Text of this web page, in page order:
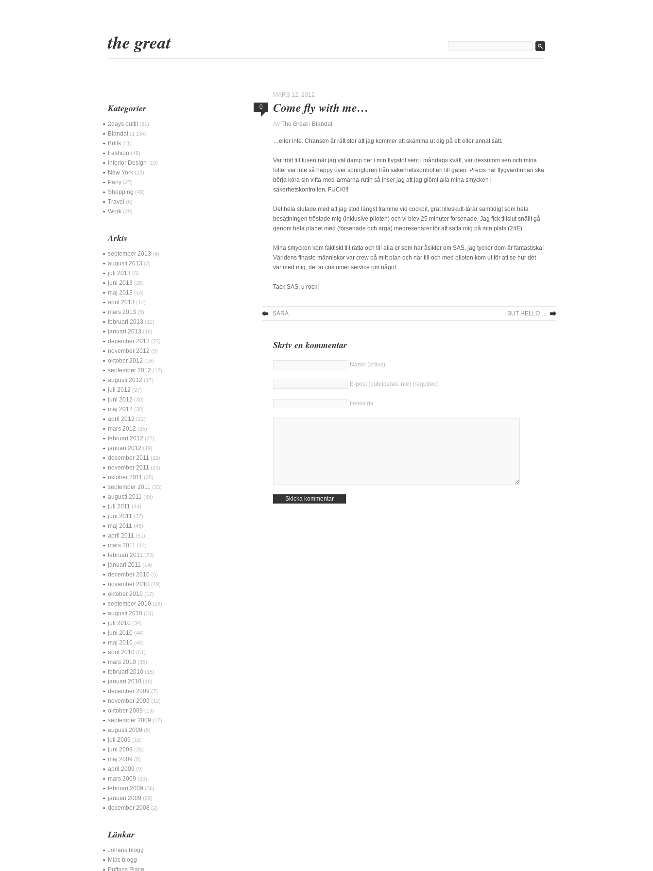
the great
MARS 12, 2012
0
Come fly with me…
Av The Great i Blandat
…eller inte. Chansen är rätt stor att jag kommer att skämma ut dig på ett eller annat sätt.
Var trött till tusen när jag väl damp ner i min flygstol sent i måndags kväll, var dessutom sen och mina
fötter var inte så happy över springturen från säkerhetskontrollen till gaten. Precis när flygvärdinnan ska
börja köra sin vifta-med-armarna-rutin så inser jag att jag glömt alla mina smycken i
säkerhetskontrollen, FUCK!!!
Det hela slutade med att jag stod längst framme vid cockpit, grät lilleskutt-tårar samtidigt som hela
besättningen tröstade mig (inklusive piloten) och vi blev 25 minuter försenade. Jag fick tillslut snällt gå
genom hela planet med (försenade och arga) medresenärer för att sätta mig på min plats (24E).
Mina smycken kom faktiskt till rätta och till alla er som har åsikter om SAS, jag tycker dom är fantastiska!
Världens finaste människor var crew på mitt plan och när till och med piloten kom ut för att se hur det
var med mig, det är customer service om något.
Tack SAS, u rock!
SARA BUT HELLO…
Skriv en kommentar
Namn (krävs)
E-post (publiceras inte) (required)
Hemsida
Kategorier
2days outfit (31)
Blandat (1 134)
Brills (11)
Fashion (48)
Interior Design (19)
New York (22)
Party (27)
Shopping (49)
Travel (6)
Work (29)
Arkiv
september 2013 (4)
augusti 2013 (2)
juli 2013 (6)
juni 2013 (25)
maj 2013 (14)
april 2013 (14)
mars 2013 (5)
februari 2013 (12)
januari 2013 (16)
december 2012 (23)
november 2012 (9)
oktober 2012 (16)
september 2012 (12)
augusti 2012 (17)
juli 2012 (27)
juni 2012 (30)
maj 2012 (30)
april 2012 (22)
mars 2012 (25)
februari 2012 (27)
januari 2012 (19)
december 2011 (22)
november 2011 (23)
oktober 2011 (25)
september 2011 (33)
augusti 2011 (38)
juli 2011 (44)
juni 2011 (37)
maj 2011 (45)
april 2011 (51)
mars 2011 (14)
februari 2011 (22)
januari 2011 (14)
december 2010 (5)
november 2010 (19)
oktober 2010 (17)
september 2010 (26)
augusti 2010 (31)
juli 2010 (34)
juni 2010 (44)
maj 2010 (45)
april 2010 (61)
mars 2010 (36)
februari 2010 (15)
januari 2010 (18)
december 2009 (7)
november 2009 (12)
oktober 2009 (13)
september 2009 (12)
augusti 2009 (9)
juli 2009 (15)
juni 2009 (25)
maj 2009 (8)
april 2009 (9)
mars 2009 (23)
februari 2009 (36)
januari 2009 (29)
december 2008 (2)
Länkar
Johans blogg
Mias blogg
Puffans Place